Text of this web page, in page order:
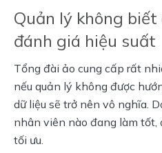
Quản lý không
đánh giá hiệu suất
Tổng đài ảo cung cấp rất
nếu quản lý không được
dữ liệu sẽ trở nên vô nghĩa.
nhân viên nào đang làm tốt,
tối ưu.